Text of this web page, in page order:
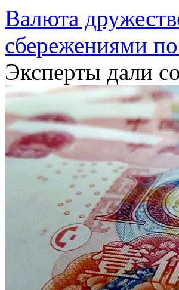
Валюта
сбережениями
Эксперты дали